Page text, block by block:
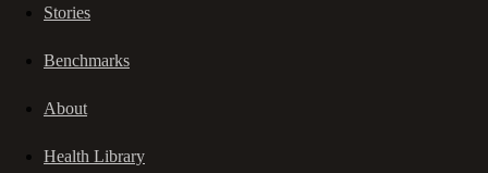
Stories
Benchmarks
About
Health Library